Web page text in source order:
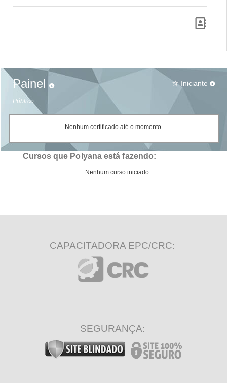
Painel
Público
star_border Iniciante
Nenhum certificado até o momento.
Cursos que Polyana está fazendo:
Nenhum curso iniciado.
CAPACITADORA EPC/CRC:
SEGURANÇA: